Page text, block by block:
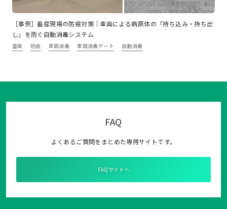
［事例］畜産現場の防疫対策｜車両による病原体の「持ち込み・持ち出
し」を防ぐ自動消毒システム
畜産 防疫 車両消毒 車両消毒ゲート 自動消毒
FAQ
よくあるご質問をまとめた専用サイトです。
FAQサイトへ